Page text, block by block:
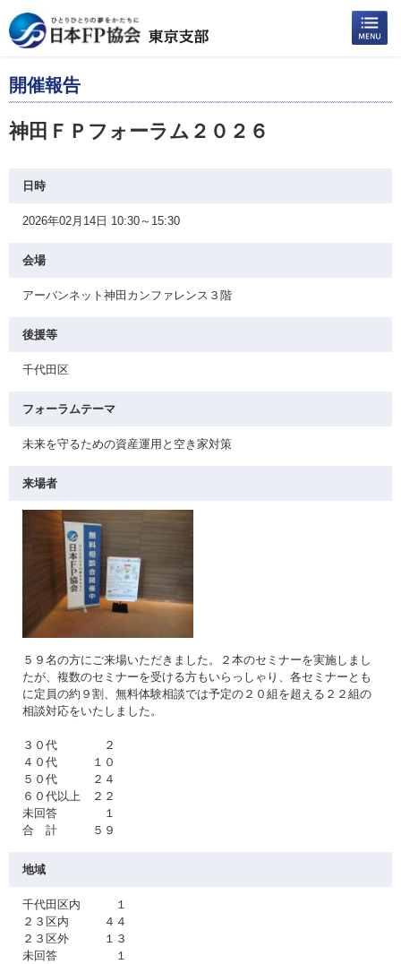
開催報告
神田ＦＰフォーラム２０２６
日時
2026年02月14日 10:30～15:30
会場
アーバンネット神田カンファレンス３階
後援等
千代田区
フォーラムテーマ
未来を守るための資産運用と空き家対策
来場者
５９名の方にご来場いただきました。２本のセミナーを実施しまし
たが、複数のセミナーを受ける方もいらっしゃり、各セミナーとも
に定員の約９割、無料体験相談では予定の２０組を超える２２組の
相談対応をいたしました。
３０代 ２
４０代 １０
５０代 ２４
６０代以上 ２２
未回答 １
合 計 ５９
地域
千代田区内 １
２３区内 ４４
２３区外 １３
未回答 １